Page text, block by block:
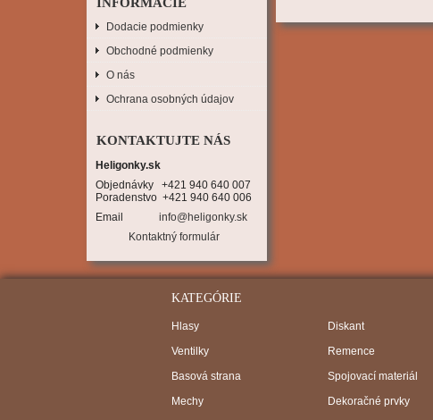
Dodacie podmienky
Obchodné podmienky
O nás
Ochrana osobných údajov
KONTAKTUJTE NÁS
Heligonky.sk
Objednávky   +421 940 640 007
Poradenstvo  +421 940 640 006
Email
info@heligonky.sk
Kontaktný formulár
KATEGÓRIE
Hlasy
Ventilky
Diskant
Remence
Basová strana
Mechy
Spojovací materiál
Dekoračné prvky